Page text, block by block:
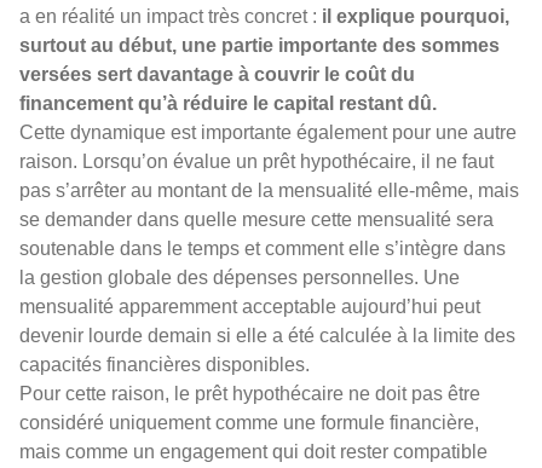
a en réalité un impact très concret : il explique pourquoi,
surtout au début, une partie importante des sommes
versées sert davantage à couvrir le coût du
financement qu’à réduire le capital restant dû.
Cette dynamique est importante également pour une autre
raison. Lorsqu’on évalue un prêt hypothécaire, il ne faut
pas s’arrêter au montant de la mensualité elle-même, mais
se demander dans quelle mesure cette mensualité sera
soutenable dans le temps et comment elle s’intègre dans
la gestion globale des dépenses personnelles. Une
mensualité apparemment acceptable aujourd’hui peut
devenir lourde demain si elle a été calculée à la limite des
capacités financières disponibles.
Pour cette raison, le prêt hypothécaire ne doit pas être
considéré uniquement comme une formule financière,
mais comme un engagement qui doit rester compatible